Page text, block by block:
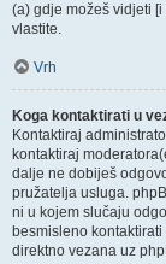
(a) gdje možeš vidjeti
vlastite.
Vrh
Koga kontaktirati u
Kontaktiraj
kontaktiraj
dalje ne dobiješ
pružatelja usluga.
ni u kojem slučaju
besmisleno
direktno vezana uz